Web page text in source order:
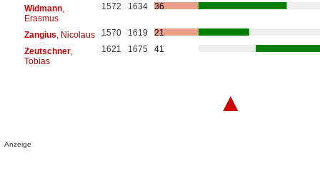
Widmann,
Erasmus
1572 1634 36
Zangius , Nicolaus 1570 1619
21
Zeutschner,
Tobias
1621 1675 41
▲
Anzeige